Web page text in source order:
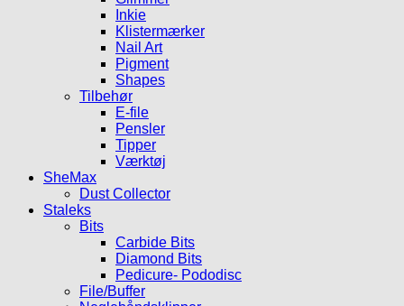
Inkie
Klistermærker
Nail Art
Pigment
Shapes
Tilbehør
E-file
Pensler
Tipper
Værktøj
SheMax
Dust Collector
Staleks
Bits
Carbide Bits
Diamond Bits
Pedicure- Pododisc
File/Buffer